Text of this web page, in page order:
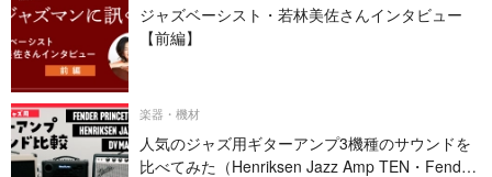
ジャズベーシスト・若林美佐さんインタビュー
【前編】
楽器・機材
人気のジャズ用ギターアンプ3機種のサウンドを
比べてみた（Henriksen Jazz Amp TEN・Fender